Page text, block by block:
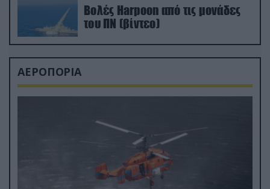
Βολές Harpoon από τις μονάδες
του ΠΝ (βίντεο)
ΑΕΡΟΠΟΡΙΑ